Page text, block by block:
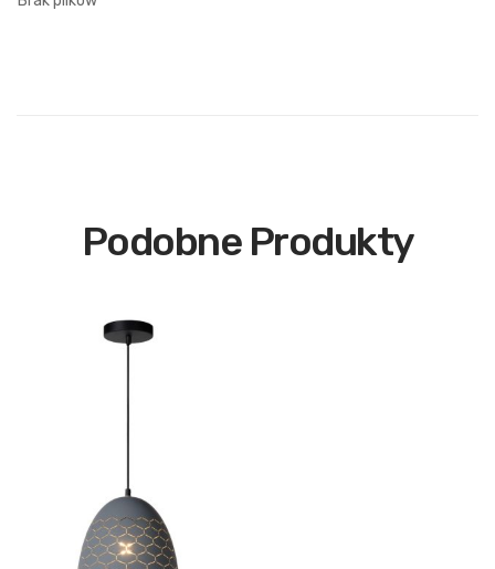
Podobne Produkty